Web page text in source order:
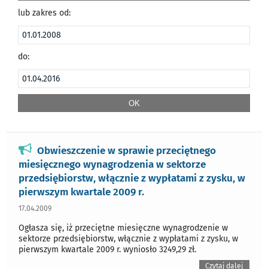
lub zakres od:
do:
Obwieszczenie w sprawie przeciętnego
miesięcznego wynagrodzenia w sektorze
przedsiębiorstw, włącznie z wypłatami z zysku, w
pierwszym kwartale 2009 r.
17.04.2009
Ogłasza się, iż przeciętne miesięczne wynagrodzenie w
sektorze przedsiębiorstw, włącznie z wypłatami z zysku, w
pierwszym kwartale 2009 r. wyniosło 3249,29 zł.
Czytaj dalej